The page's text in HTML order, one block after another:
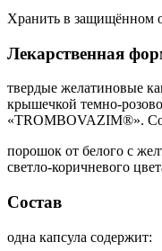
Хранить в защищённом
Лекарственная
твердые желатиновые
крышечкой темно-
«TROMBOVAZIM®».
порошок от белого с
светло-коричневого
Состав
одна капсула содержит: